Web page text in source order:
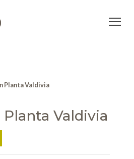
Planta Valdivia
Valdivia